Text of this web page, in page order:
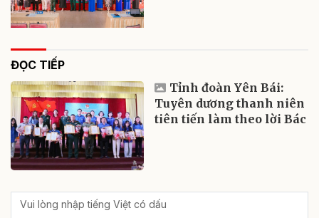
ĐỌC TIẾP
Tỉnh đoàn Yên Bái:
Tuyên dương thanh niên
tiên tiến làm theo lời Bác